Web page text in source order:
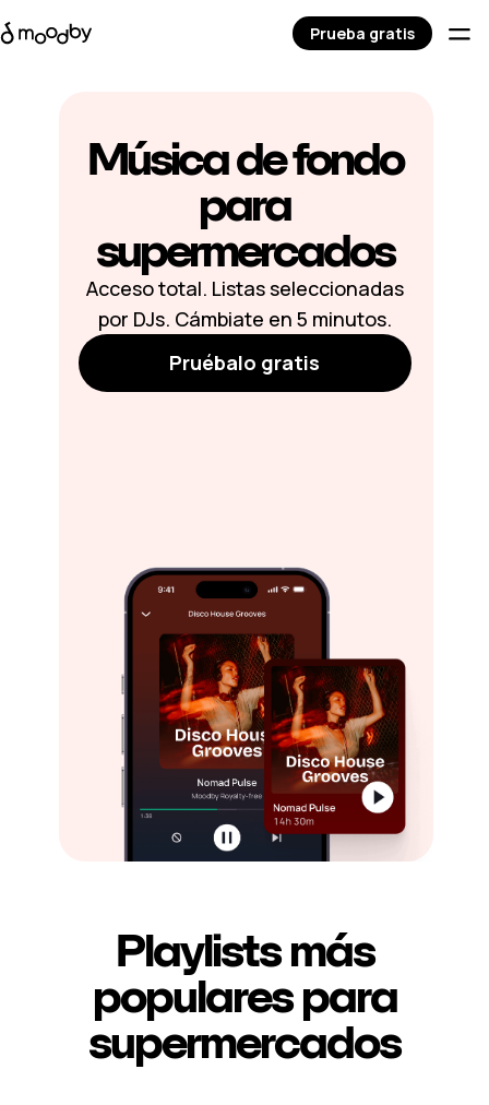
Música de fondo
para
supermercados
Acceso total. Listas seleccionadas
por DJs. Cámbiate en 5 minutos.
Pruébalo gratis
Playlists más
populares para
supermercados
Prueba gratis